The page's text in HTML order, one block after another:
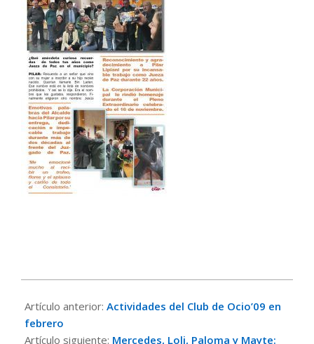
01-
23
Artículo anterior: Actividades del Club de Ocio’09 en
febrero
Artículo siguiente: Mercedes, Loli, Paloma y Mayte: